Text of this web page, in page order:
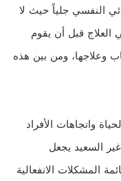
النفسي جلياً حيث لا
قبل أن يقوم
وعلاجها، ومن بين هذه
واتجاهات الأفراد
السعيد يجعل
المشكلات الانفعالية